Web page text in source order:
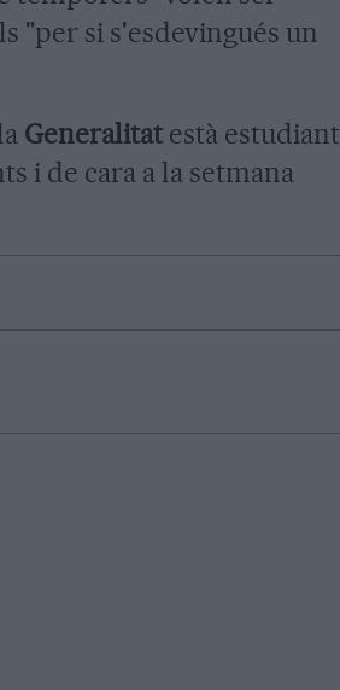
"per si s'esdevingués un
Generalitatestà estudiant
i de cara a la setmana